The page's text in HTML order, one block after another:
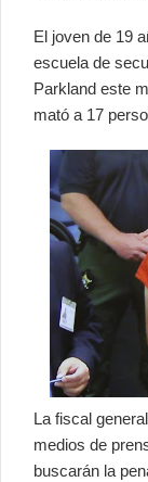
El joven de 19
escuela de
Parkland este
mató a 17
La fiscal
medios de
buscarán la